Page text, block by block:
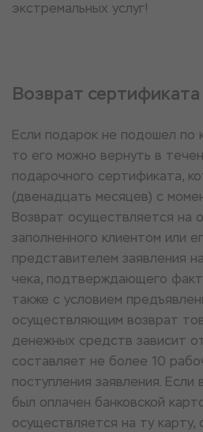
экстремальных услуг!
Возврат сертификата
Если подарок не подошел по
то его можно вернуть в
подарочного сертификата,
(двенадцать месяцев) с
Возврат осуществляется на
заполненного клиентом или
представителем заявления
чека, подтверждающего факт
также с условием
осуществляющим возврат
денежных средств зависит
составляет не более 10
поступления заявления.
был оплачен банковской
осуществляется на ту карту,